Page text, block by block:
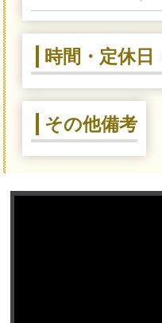
時間・定休日
その他備考